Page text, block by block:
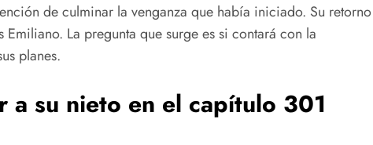
de culminar la venganza que había iniciado. Su retorno
La pregunta que surge es si contará con la
planes.
a su nieto en el capítulo 301